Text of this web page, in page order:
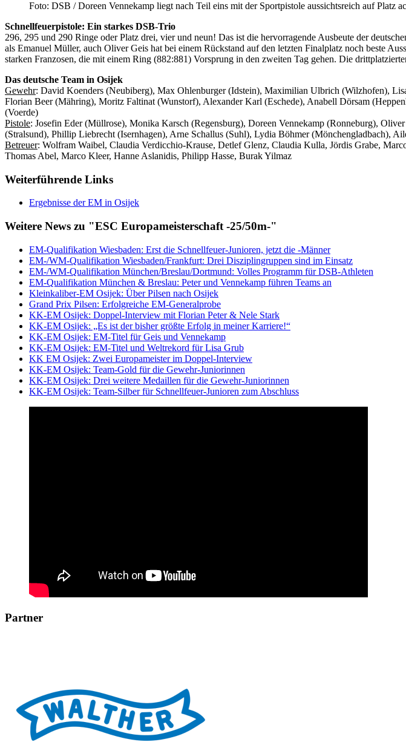
Foto: DSB / Doreen Vennekamp liegt nach Teil eins mit der Sportpistole aussichtsreich auf Platz
Schnellfeuerpistole: Ein starkes DSB-Trio
296, 295 und 290 Ringe oder Platz drei, vier und neun! Das ist die hervorragende Ausbeute der
als Emanuel Müller, auch Oliver Geis hat bei einem Rückstand auf den letzten Finalplatz noch beste
starken Franzosen, die mit einem Ring (882:881) Vorsprung in den zweiten Tag gehen. Die
Das deutsche Team in Osijek
Gewehr: David Koenders (Neubiberg), Max Ohlenburger (Idstein), Maximilian Ulbrich (Wilzhofen),
Florian Beer (Mähring), Moritz Faltinat (Wunstorf), Alexander Karl (Eschede), Anabell Dörsam
(Voerde)
Pistole: Josefin Eder (Müllrose), Monika Karsch (Regensburg), Doreen Vennekamp (Ronneburg),
(Stralsund), Phillip Liebrecht (Isernhagen), Arne Schallus (Suhl), Lydia Böhmer (Mönchengladbach),
Betreuer: Wolfram Waibel, Claudia Verdicchio-Krause, Detlef Glenz, Claudia Kulla, Jördis Grabe,
Thomas Abel, Marco Kleer, Hanne Aslanidis, Philipp Hasse, Burak Yilmaz
Weiterführende Links
Ergebnisse der EM in Osijek
Weitere News zu "ESC Europameisterschaft -25/50m-"
EM-Qualifikation Wiesbaden: Erst die Schnellfeuer-Junioren, jetzt die -Männer
EM-/WM-Qualifikation Wiesbaden/Frankfurt: Drei Disziplingruppen sind im Einsatz
EM-/WM-Qualifikation München/Breslau/Dortmund: Volles Programm für DSB-Athleten
EM-Qualifikation München & Breslau: Peter und Vennekamp führen Teams an
Kleinkaliber-EM Osijek: Über Pilsen nach Osijek
Grand Prix Pilsen: Erfolgreiche EM-Generalprobe
KK-EM Osijek: Doppel-Interview mit Florian Peter & Nele Stark
KK-EM Osijek: „Es ist der bisher größte Erfolg in meiner Karriere!“
KK-EM Osijek: EM-Titel für Geis und Vennekamp
KK-EM Osijek: EM-Titel und Weltrekord für Lisa Grub
KK EM Osijek: Zwei Europameister im Doppel-Interview
KK-EM Osijek: Team-Gold für die Gewehr-Juniorinnen
KK-EM Osijek: Drei weitere Medaillen für die Gewehr-Juniorinnen
KK-EM Osijek: Team-Silber für Schnellfeuer-Junioren zum Abschluss
Partner